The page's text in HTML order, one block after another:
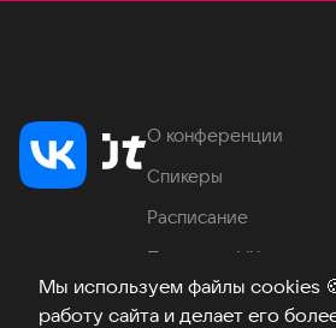
Мы используем файлы cookies
работу сайта и делает его
О конференции
Спикеры
Расписание
Продукты VK
Место проведения